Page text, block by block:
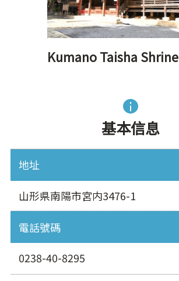
Kumano Taisha Shrine
基本信息
地址
山形県南陽市宮内3476-1
電話號碼
0238-40-8295